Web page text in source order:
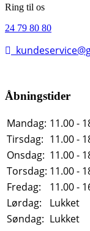
Ring til os
24 79 80 80
Åbningstider
Mandag: 11.00 -
Tirsdag: 11.00 -
Onsdag: 11.00 -
Torsdag: 11.00 -
Fredag:
11.00 -
Lørdag:
Lukket
Søndag: Lukket